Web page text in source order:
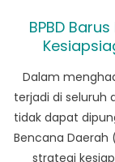
BPBD
Dalam
terjadi di seluruh
tidak dapat
Bencana Daerah
strategi